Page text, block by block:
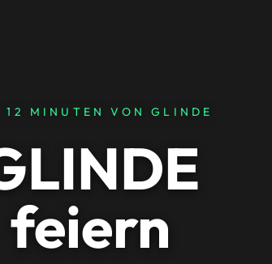
12 MINUTEN VON GLINDE
feiern